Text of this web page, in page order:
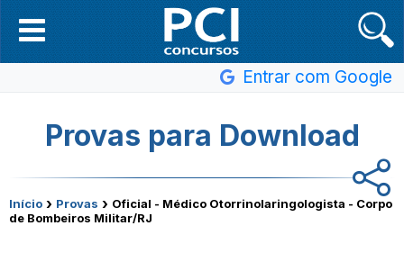
Entrar com Google
Provas para Download
Início › Provas › Oficial - Médico Otorrinolaringologista - Corpo
de Bombeiros Militar/RJ